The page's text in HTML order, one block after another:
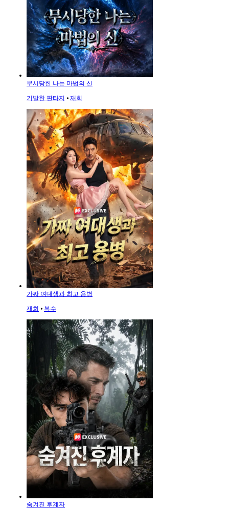
무시당한 나는 마법의 신
기발한 판타지 ⦁ 재회
가짜 여대생과 최고 용병
재회 ⦁ 복수
숨겨진 후계자